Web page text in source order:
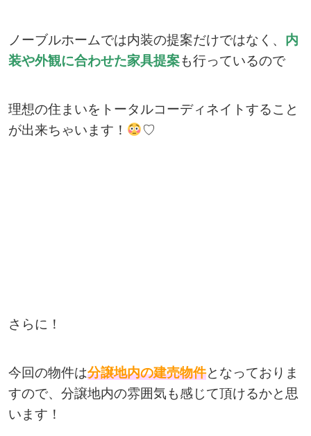
ノーブルホームでは内装の提案だけではなく、 内
装や外観に合わせた家具提案も行っているので
理想の住まいをトータルコーディネイトすること
が出来ちゃいます！
♡
さらに！
今回の物件は分譲地内の建売物件となっておりま
すので、分譲地内の雰囲気も感じて頂けるかと思
います！